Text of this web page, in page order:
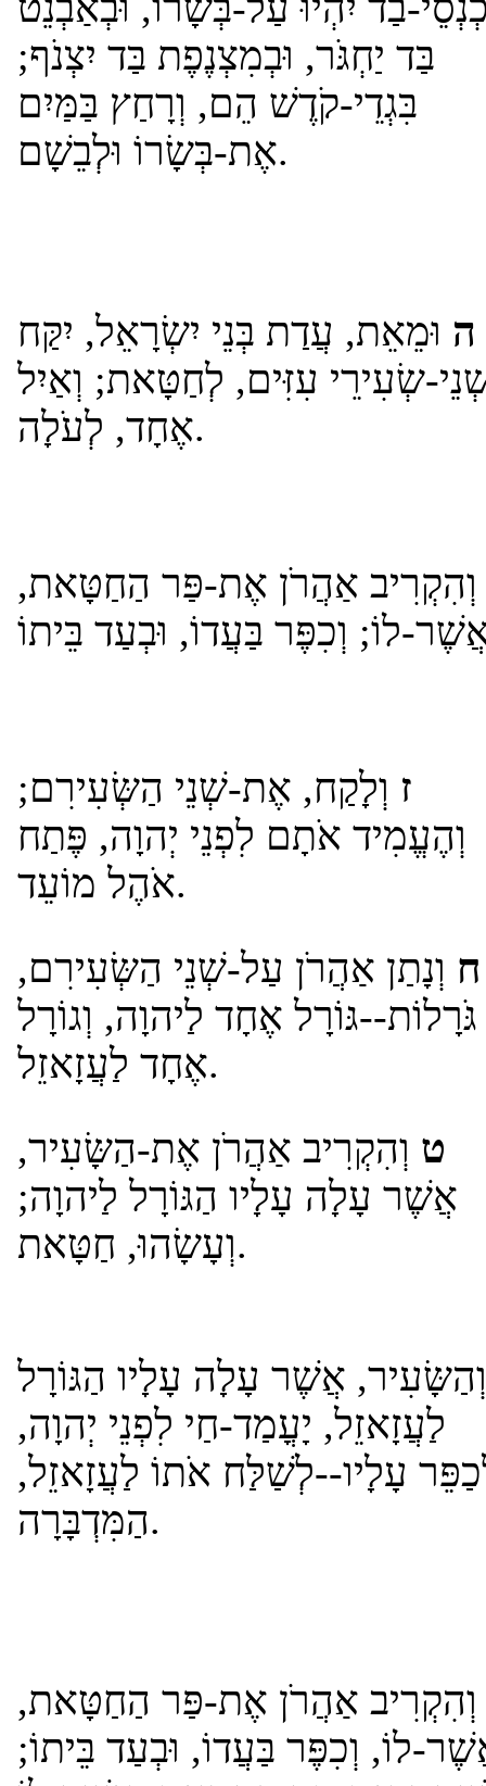
בַּד יַחְגֹּר, וּבְמִצְנֶפֶת בַּד יִצְנֹף;
בִּגְדֵי-קֹדֶשׁ הֵם, וְרָחַץ בַּמַּיִם
אֶת-בְּשָׂרוֹ וּלְבֵשָׁם.
ה וּמֵאֵת, עֲדַת בְּנֵי יִשְׂרָאֵל, יִקַּח
שְׂעִירֵי עִזִּים, לְחַטָּאת; וְאַיִל
אֶחָד, לְעֹלָה.
אַהֲרֹן אֶת-פַּר הַחַטָּאת,
ז וְלָקַח, אֶת-שְׁנֵי הַשְּׂעִירִם;
וְהֶעֱמִיד אֹתָם לִפְנֵי יְהוָה, פֶּתַח
אֹהֶל מוֹעֵד.
ח וְנָתַן אַהֲרֹן עַל-שְׁנֵי הַשְּׂעִירִם,
גֹּרָלוֹת--גּוֹרָל אֶחָד לַיהוָה, וְגוֹרָל
אֶחָד לַעֲזָאזֵל.
ט וְהִקְרִיב אַהֲרֹן אֶת-הַשָּׂעִיר,
אֲשֶׁר עָלָה עָלָיו הַגּוֹרָל לַיהוָה;
וְעָשָׂהוּ, חַטָּאת.
אֲשֶׁר עָלָה עָלָיו הַגּוֹרָל
לַעֲזָאזֵל, יָעֳמַד-חַי לִפְנֵי יְהוָה,
עָלָיו--לְשַׁלַּח אֹתוֹ לַעֲזָאזֵל,
הַמִּדְבָּרָה.
אַהֲרֹן אֶת-פַּר הַחַטָּאת,
לוֹ, וְכִפֶּר בַּעֲדוֹ, וּבְעַד בֵּיתוֹ;